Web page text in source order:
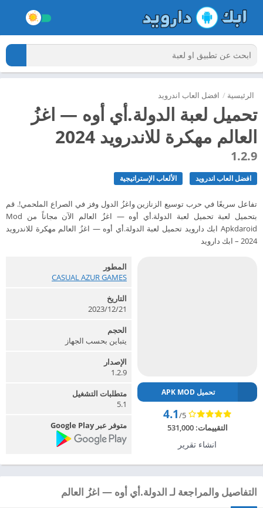
الرئيسية / افضل العاب اندرويد
تحميل لعبة الدولة.أي أوه — اغزُ
العالم مهكرة للاندرويد 2024
1.2.9
افضل العاب اندرويد الألعاب الإستراتيجية
تفاعل سريعًا في حرب توسيع الزنازين واغزُ الدول وفز في الصراع الملحمي!. قم
بتحميل لعبة تحميل لعبة الدولة.أي أوه — اغزُ العالم الآن مجاناً من Mod
Apkdaroid ابك دارويد تحميل لعبة الدولة.أي أوه — اغزُ العالم مهكرة للاندرويد
2024 – ابك دارويد
تحميل APK MOD
4.1/5
التقييمات:531,000
انشاء تقرير
المطور
CASUAL AZUR GAMES‏
التاريخ
2023/12/21
الحجم
يتباين بحسب الجهاز
الإصدار
1.2.9
متطلبات التشغيل
5.1
متوفر عبر Google Play
التفاصيل والمراجعة لـ الدولة.أي أوه — اغزُ العالم